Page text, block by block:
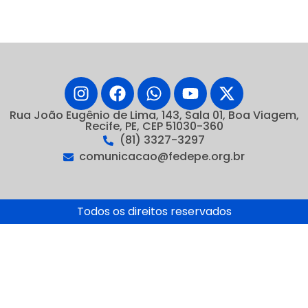
Rua João Eugênio de Lima, 143, Sala 01, Boa Viagem,
Recife, PE, CEP 51030-360
(81) 3327-3297
comunicacao@fedepe.org.br
Todos os direitos reservados